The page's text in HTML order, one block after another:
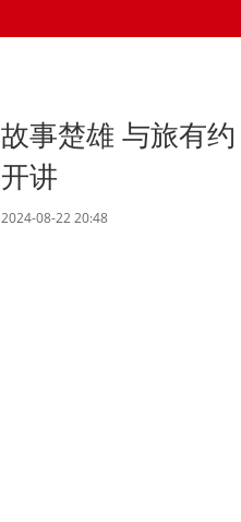
故事楚雄 与旅有
开讲
2024-08-22 20:48